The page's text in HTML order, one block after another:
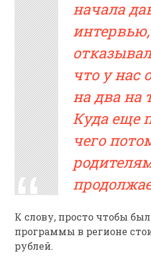
начала
что у нас
на два на
Куда еще
чего
К слову, просто чтобы
программы в регионе
рублей.